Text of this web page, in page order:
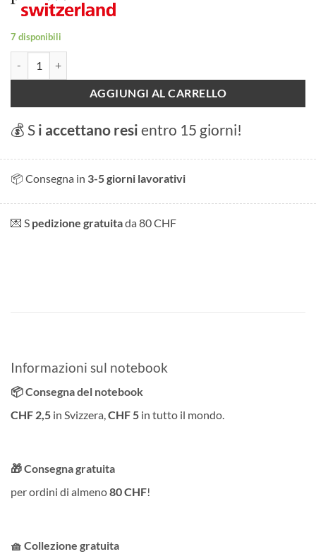
7 disponibili
AGGIUNGI AL CARRELLO
💰 S i accettano resi entro 15 giorni!
📦 Consegna in 3-5 giorni lavorativi
💌 S pedizione gratuitada 80 CHF
Informazioni sul notebook
📦 Consegna del notebook
CHF 2,5 in Svizzera,CHF 5 in tutto il mondo.
🎁 Consegna gratuita
per ordini di almeno80 CHF!
🧺 Collezione gratuita